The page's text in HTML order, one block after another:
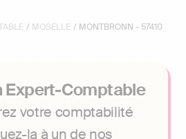
/ MOSELLE / MONTBRONN - 57410
Expert-Comptable
votre comptabilité
la à un de nos